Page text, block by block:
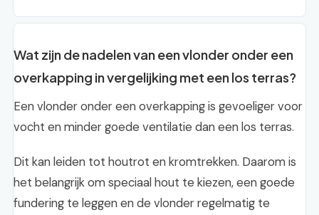
Wat zijn de nadelen van een vlonder onder een
overkapping in vergelijking met een los terras?
Een vlonder onder een overkapping is gevoeliger voor
vocht en minder goede ventilatie dan een los terras.
Dit kan leiden tot houtrot en kromtrekken. Daarom is
het belangrijk om speciaal hout te kiezen, een goede
fundering te leggen en de vlonder regelmatig te